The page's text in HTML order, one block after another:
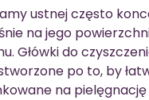
ustnej często
na jego
Główki do
po to, by
na pielęgnację